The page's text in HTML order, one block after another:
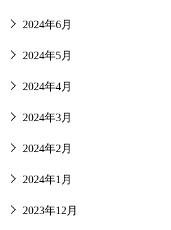
2024年6月
2024年5月
2024年4月
2024年3月
2024年2月
2024年1月
2023年12月